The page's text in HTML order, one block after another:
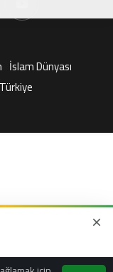
İslam Dünyası
Türkiye